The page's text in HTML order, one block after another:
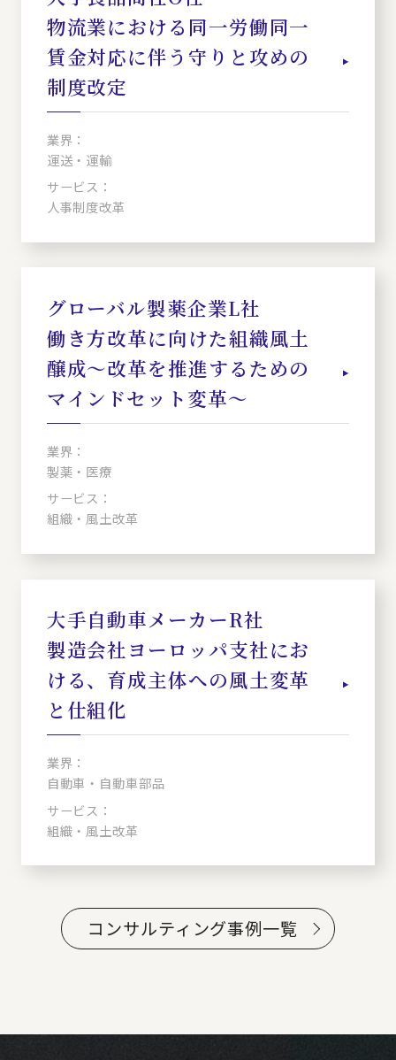
物流業における同一労働同一
賃金対応に伴う守りと攻めの
制度改定
業界：
運送・運輸
サービス：
人事制度改革
グローバル製薬企業L社
働き方改革に向けた組織風土
醸成～改革を推進するための
マインドセット変革～
業界：
製薬・医療
サービス：
組織・風土改革
大手自動車メーカーR社
製造会社ヨーロッパ支社にお
ける、育成主体への風土変革
と仕組化
業界：
自動車・自動車部品
サービス：
組織・風土改革
コンサルティング事例一覧